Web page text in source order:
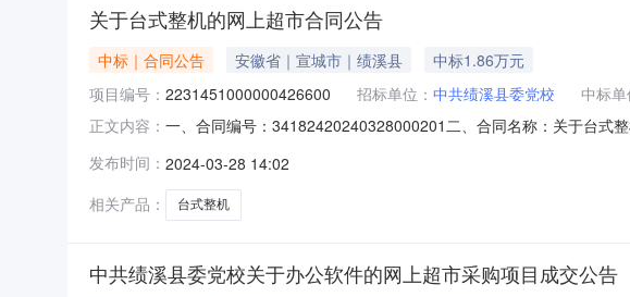
关于台式整机的网上超市合同公告
中标｜合同公告 安徽省｜宣城市｜绩溪县
中标1.86万元
项目编号： 2231451000000426600 招标单位： 中共绩溪县委党校 中标单
正文内容： 一、合同编号：34182420240328000201二、合同名称：关于台式
地址：安徽省宣城市绩溪县安徽省宣城市绩溪县老人武部左侧店面
发布时间： 2024-03-28 14:02
相关产品：
台式整机
中共绩溪县委党校关于办公软件的网上超市采购项目成交公告